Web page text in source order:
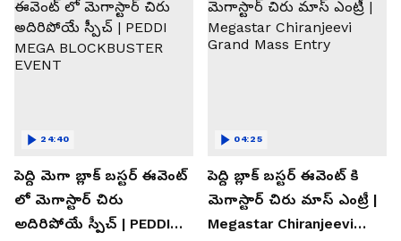
పెద్ది మెగా బ్లాక్ బస్టర్ ఈవెంట్
లో మెగాస్టార్ చిరు
అదిరిపోయే స్పీచ్ | PEDDI
24:40
పెద్ది బ్లాక్ బస్టర్ ఈవెంట్ కి
మెగాస్టార్ చిరు మాస్ ఎంట్రీ |
Megastar Chiranjeevi
04:25